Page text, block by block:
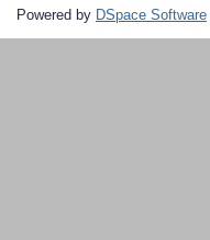
Powered by DSpace Software